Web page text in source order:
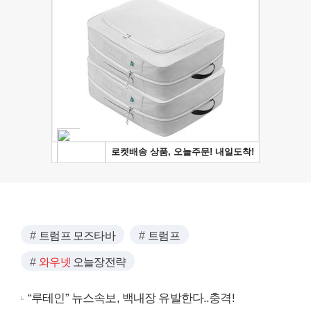
트럼프 모즈타바 트럼프
와우넷 오늘장전략
“루테인” 뉴스속보, 백내장 유발한다..충격!